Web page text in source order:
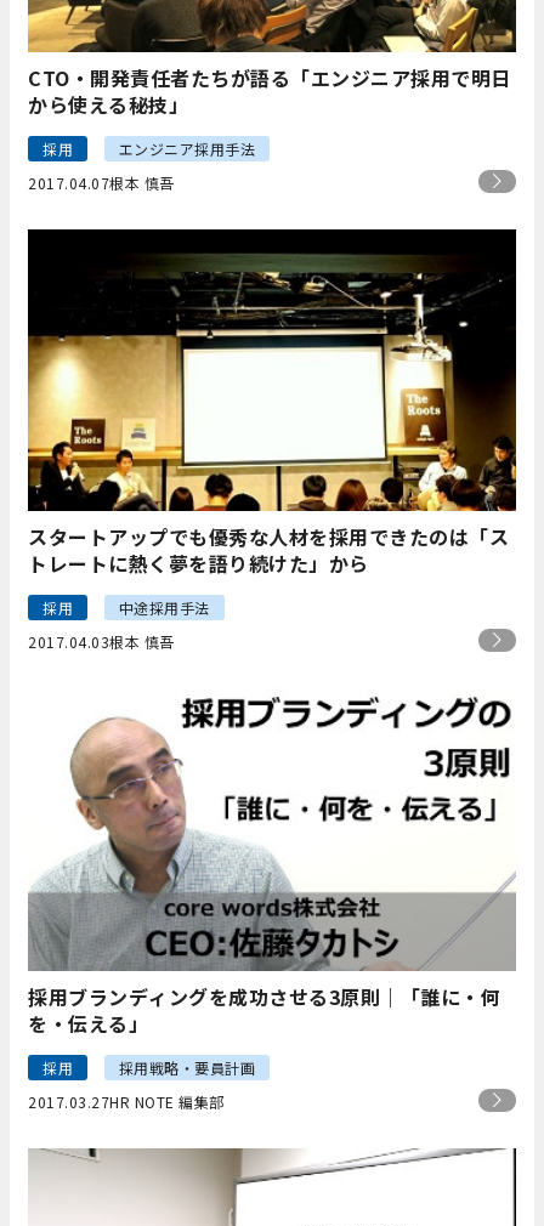
CTO・開発責任者たちが語る「エンジニア採用で明日
から使える秘技」
採用
エンジニア採用手法
2017.04.07根本 慎吾
スタートアップでも優秀な人材を採用できたのは「ス
トレートに熱く夢を語り続けた」から
採用
中途採用手法
2017.04.03根本 慎吾
採用ブランディングを成功させる3原則｜「誰に・何
を・伝える」
採用
採用戦略・要員計画
2017.03.27HR NOTE 編集部